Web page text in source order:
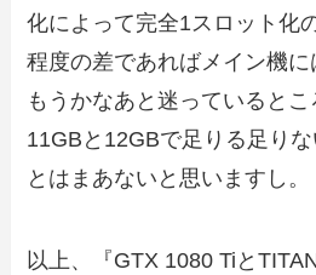
化によって完全1スロット化
程度の差であればメイン機
もうかなあと迷っているとこ
11GBと12GBで足りる足り
とはまあないと思いますし。
以上、『GTX 1080 Tiと